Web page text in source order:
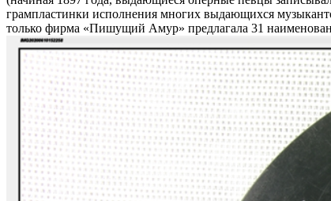
грампластинки исполнения многих выдающихся
только фирма «Пишущий Амур» предлагала 31